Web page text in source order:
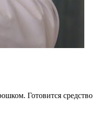
Готовится средство